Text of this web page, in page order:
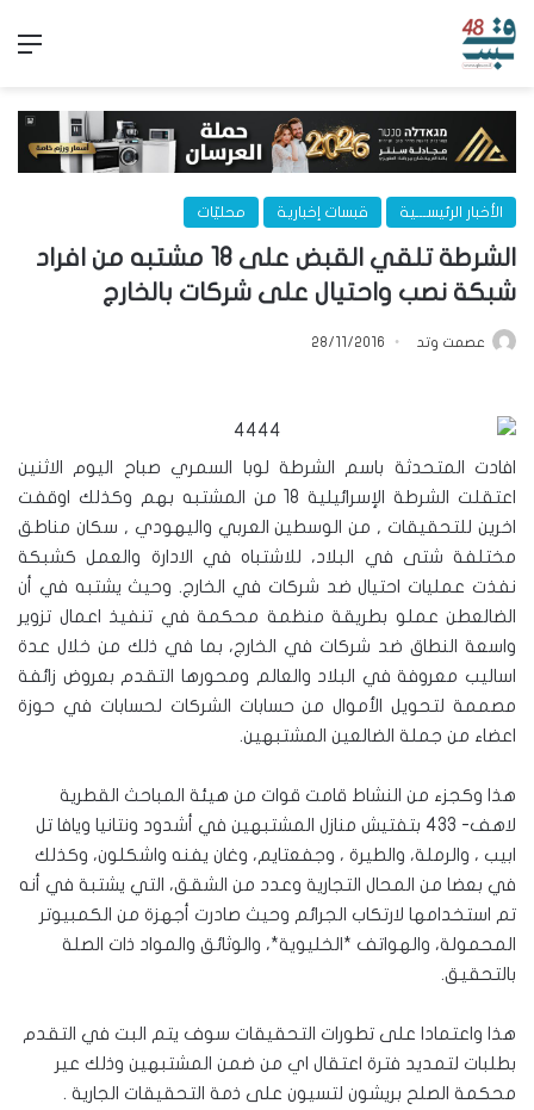
الأخبار الرئيســـية قبسات إخبارية محليّات
الشرطة تلقي القبض على 18 مشتبه من افراد
شبكة نصب واحتيال على شركات بالخارج
عصمت وتد 28/11/2016
افادت المتحدثة باسم الشرطة لوبا السمري صباح اليوم الاثنين
اعتقلت الشرطة الإسرائيلية 18 من المشتبه بهم وكذلك اوقفت
اخرين للتحقيقات , من الوسطين العربي واليهودي , سكان مناطق
مختلفة شتى في البلاد، للاشتباه في الادارة والعمل كشبكة
نفذت عمليات احتيال ضد شركات في الخارج. وحيث يشتبه في أن
الضالعطن عملو بطريقة منظمة محكمة في تنفيذ اعمال تزوير
واسعة النطاق ضد شركات في الخارج، بما في ذلك من خلال عدة
اساليب معروفة في البلاد والعالم ومحورها التقدم بعروض زائفة
مصممة لتحويل الأموال من حسابات الشركات لحسابات في حوزة
اعضاء من جملة الضالعين المشتبهين.
هذا وكجزء من النشاط قامت قوات من هيئة المباحث القطرية
لاهف- 433 بتفتيش منازل المشتبهين في أشدود ونتانيا ويافا تل
ابيب ، والرملة، والطيرة ، وجفعتايم، وغان يفنه واشكلون، وكذلك
في بعضا من المحال التجارية وعدد من الشقق، التي يشتبة في أنه
تم استخدامها لارتكاب الجرائم وحيث صادرت أجهزة من الكمبيوتر
المحمولة، والهواتف *الخليوية*، والوثائق والمواد ذات الصلة
بالتحقيق.
هذا واعتمادا على تطورات التحقيقات سوف يتم البت في التقدم
بطلبات لتمديد فترة اعتقال اي من ضمن المشتبهين وذلك عير
محكمة الصلح بريشون لتسيون على ذمة التحقيقات الجارية .